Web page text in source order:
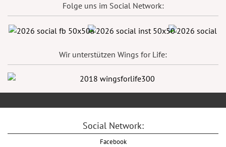
Folge uns im Social Network:
Wir unterstützen Wings for Life:
Social Network:
Facebook